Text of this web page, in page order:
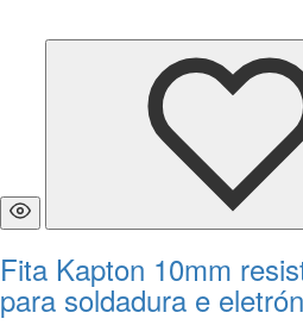
Fita Kapton 10mm
para soldadura e